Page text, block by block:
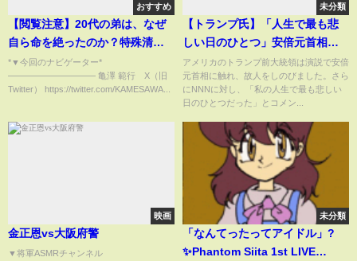
おすすめ
【閲覧注意】20代の弟は、なぜ
自ら命を絶ったのか？特殊清掃
現場のリアル【遺品整理士】
*▼今回のナビゲーター*
—————————— 亀澤 範行 X（旧
Twitter） https://twitter.com/KAMESAWA...
未分類
【トランプ氏】「人生で最も悲
しい日のひとつ」安倍元首相し
のびNNNにコメント
アメリカのトランプ前大統領は演説で安倍
元首相に触れ、故人をしのびました。さら
にNNNに対し、「私の人生で最も悲しい
日のひとつだった」とコメン...
映画
金正恩vs大阪府警
▼将軍ASMRチャンネル
未分類
「なんてったってアイドル」?
✨Phantom Siita 1st LIVE